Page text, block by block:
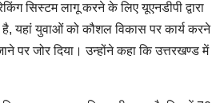
सिस्टम लागू करने के लिए यूएनडीपी द्वारा
है, यहां युवाओं को कौशल विकास पर कार्य करने
पर जोर दिया। उन्होंने कहा कि उत्तरखण्ड में